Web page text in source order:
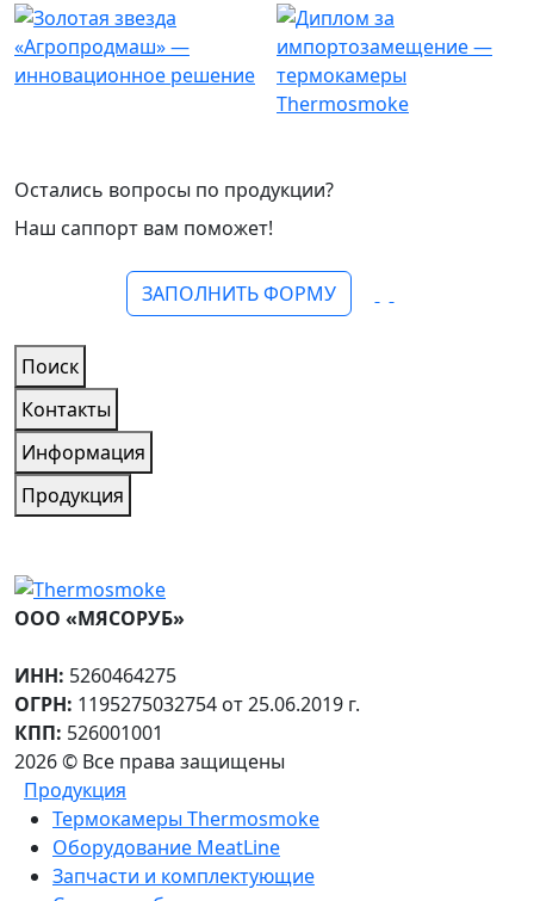
Остались вопросы по продукции?
Наш саппорт вам поможет!
ЗАПОЛНИТЬ ФОРМУ
Поиск
Контакты
Информация
Продукция
ООО «МЯСОРУБ»
ИНН: 5260464275
ОГРН: 1195275032754 от 25.06.2019 г.
КПП: 526001001
2026 © Все права защищены
Продукция
Термокамеры Thermosmoke
Оборудование MeatLine
Запчасти и комплектующие